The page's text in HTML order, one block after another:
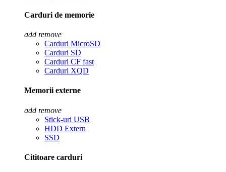
Carduri de memorie
add remove
Carduri MicroSD
Carduri SD
Carduri CF fast
Carduri XQD
Memorii externe
add remove
Stick-uri USB
HDD Extern
SSD
Cititoare carduri